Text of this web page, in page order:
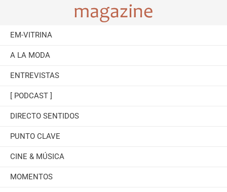
EM-VITRINA
A LA MODA
ENTREVISTAS
[ PODCAST ]
DIRECTO SENTIDOS
PUNTO CLAVE
CINE & MÚSICA
MOMENTOS